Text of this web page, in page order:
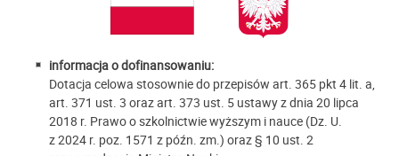
informacja o dofinansowaniu:
Dotacja celowa stosownie do przepisów art. 365 pkt 4 lit. a,
art. 371 ust. 3 oraz art. 373 ust. 5 ustawy z dnia 20 lipca
2018 r. Prawo o szkolnictwie wyższym i nauce (Dz. U.
z 2024 r. poz. 1571 z późn. zm.) oraz § 10 ust. 2